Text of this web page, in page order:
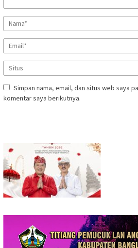
Simpan nama, email, dan situs web saya
komentar saya berikutnya.